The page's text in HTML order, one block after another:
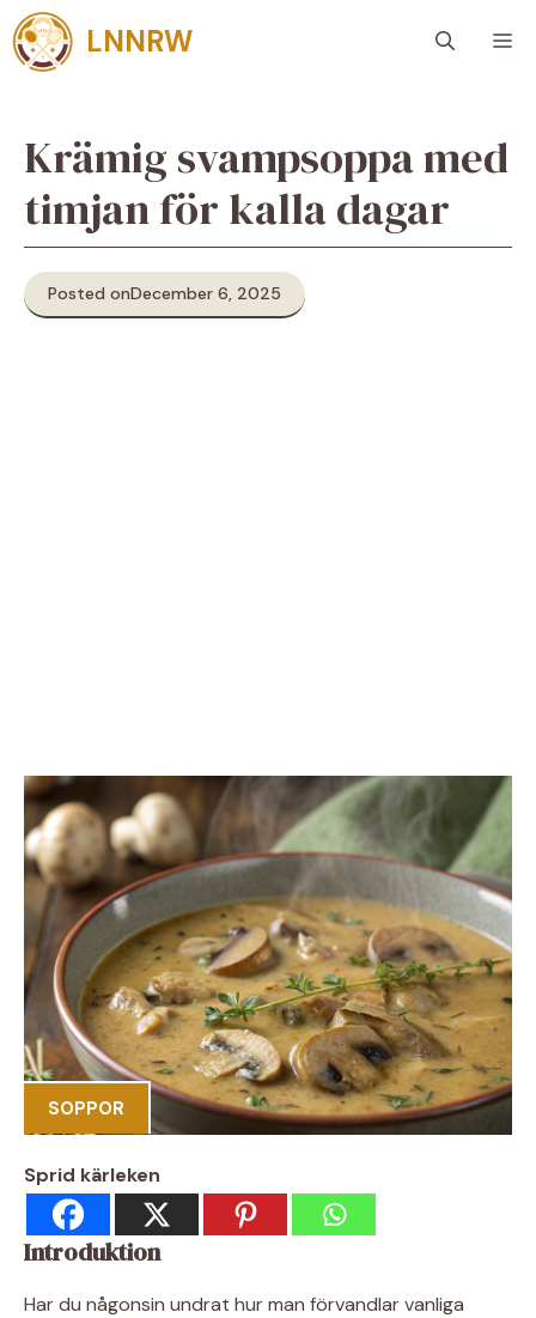
Skip
to
content
LNNRW
Krämig svampsoppa med
timjan för kalla dagar
Posted onDecember 6, 2025
SOPPOR
Sprid kärleken
Introduktion
Har du någonsin undrat hur man förvandlar vanliga